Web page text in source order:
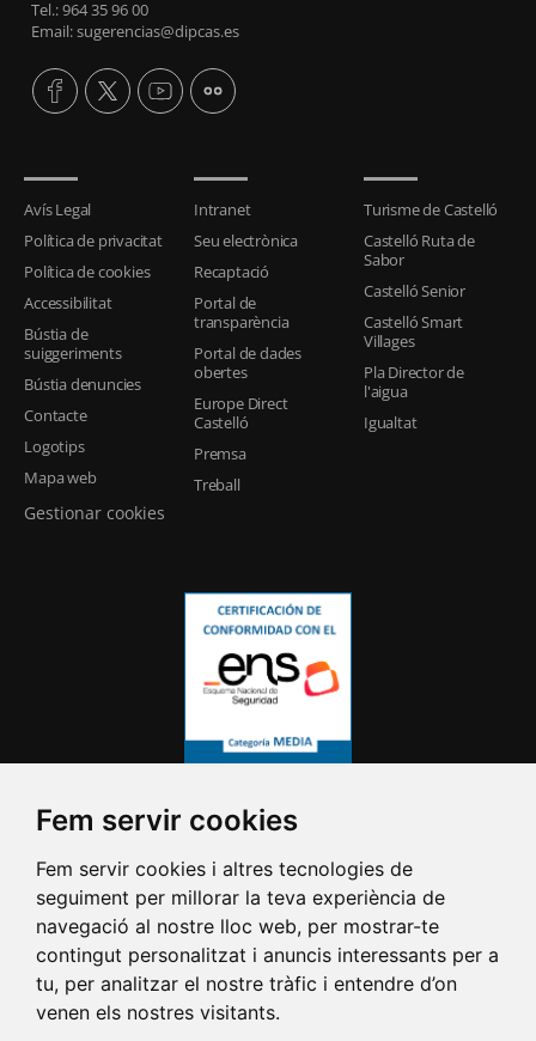
Fem servir cookies
Fem servir cookies i altres tecnologies de
seguiment per millorar la teva experiència de
navegació al nostre lloc web, per mostrar-te
contingut personalitzat i anuncis interessants per a
tu, per analitzar el nostre tràfic i entendre d’on
venen els nostres visitants.
Tel.: 964 35 96 00
Email: sugerencias@dipcas.es
Avís Legal
Política de privacitat
Política de cookies
Accessibilitat
Bústia de
suiggeriments
Bústia denuncies
Contacte
Logotips
Mapa web
Gestionar cookies
Intranet
Seu electrònica
Recaptació
Portal de
transparència
Portal de dades
obertes
Europe Direct
Castelló
Premsa
Treball
Turisme de Castelló
Castelló Ruta de
Sabor
Castelló Senior
Castelló Smart
Villages
Pla Director de
l'aigua
Igualtat